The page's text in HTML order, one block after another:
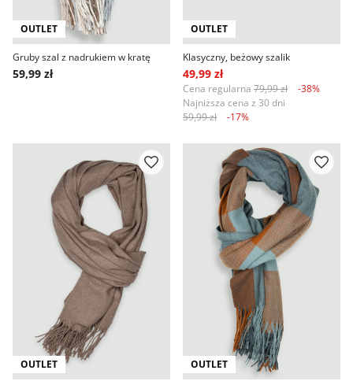
OUTLET
Gruby szal z nadrukiem w kratę
59,99 zł
OUTLET
Klasyczny, beżowy szalik
49,99 zł
Cena regularna 79,99 zł
-38%
Najniższa cena z 30 dni
59,99 zł
-17%
OUTLET OUTLET